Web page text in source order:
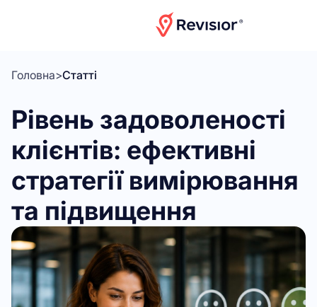
Головна>Статті
Рівень задоволеності
клієнтів: ефективні
стратегії вимірювання
та підвищення